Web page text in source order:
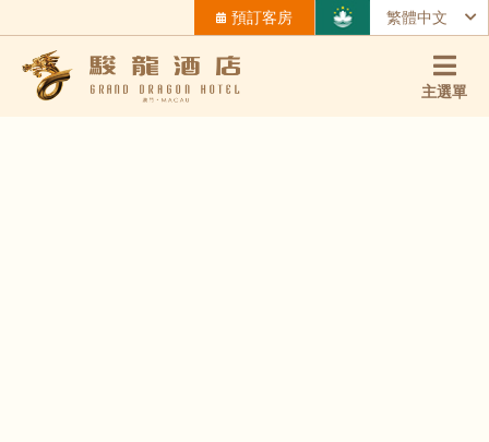
預訂客房 繁體中文
主選單